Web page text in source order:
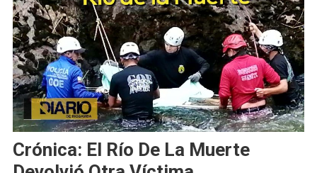
Crónica: El Río De La Muerte